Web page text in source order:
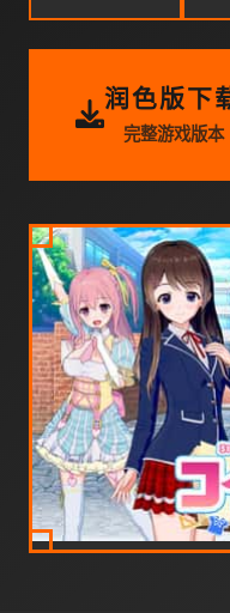
润色版下
完整游戏版本